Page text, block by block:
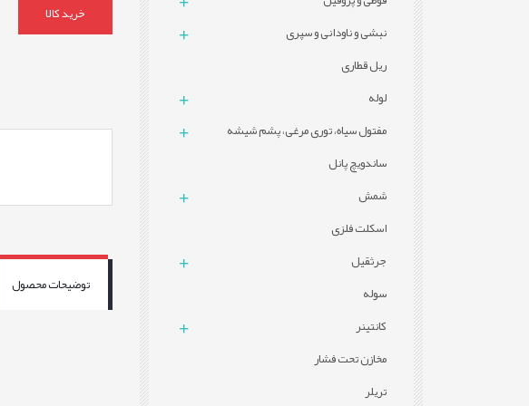
خرید کالا
توضیحات محصول
نبشی و ناودانی و سپری
ریل قطاری
لوله
مفتول سیاه، توری مرغی، پشم شیشه
ساندویچ پانل
شمش
اسکلت فلزی
جرثقیل
سوله
کانتینر
مخازن تحت فشار
تریلر